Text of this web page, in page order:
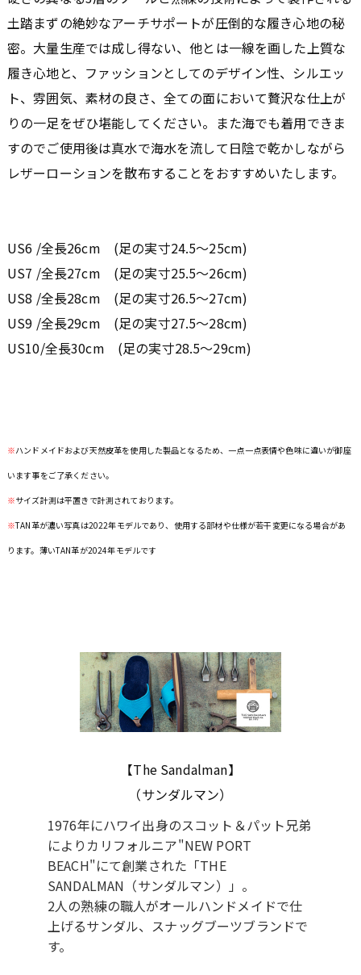
土踏まずの絶妙なアーチサポートが圧倒的な履き心地の秘
密。大量生産では成し得ない、他とは一線を画した上質な
履き心地と、ファッションとしてのデザイン性、シルエッ
ト、雰囲気、素材の良さ、全ての面において贅沢な仕上が
りの一足をぜひ堪能してください。また海でも着用できま
すのでご使用後は真水で海水を流して日陰で乾かしながら
レザーローションを散布することをおすすめいたします。
US6 /全長26cm (足の実寸24.5〜25cm)
US7 /全長27cm (足の実寸25.5〜26cm)
US8 /全長28cm (足の実寸26.5〜27cm)
US9 /全長29cm (足の実寸27.5〜28cm)
US10/全長30cm (足の実寸28.5〜29cm)
※ハンドメイドおよび天然皮革を使用した製品となるため、一点一点表情や色味に違いが御座
います事をご了承ください。
※サイズ計測は平置きで計測されております。
※TAN革が濃い写真は2022年モデルであり、使用する部材や仕様が若干変更になる場合があ
ります。薄いTAN革が2024年モデルです
【The Sandalman】
（サンダルマン）
1976年にハワイ出身のスコット＆パット兄弟
によりカリフォルニア"NEW PORT
BEACH"にて創業された「THE
SANDALMAN（サンダルマン）」。
2人の熟練の職人がオールハンドメイドで仕
上げるサンダル、スナッグブーツブランドで
す。